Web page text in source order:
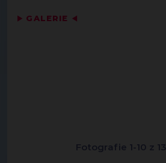
▶ GALERIE ◀
Fotografie 1-10 z 13